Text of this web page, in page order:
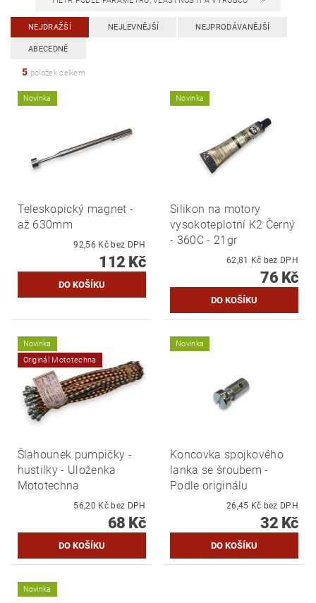
NEJDRAŽŠÍ NEJLEVNĚJŠÍ NEJPRODÁVANĚJŠÍ
ABECEDNĚ
5 položek celkem
Novinka
Teleskopický magnet -
až 630mm
92,56 Kč bez DPH
112 Kč
Novinka
Silikon na motory
vysokoteplotní K2 Černý
- 360C - 21gr
62,81 Kč bez DPH
76 Kč
Novinka
Originál Mototechna
Šlahounek pumpičky -
hustilky - Uloženka
Mototechna
56,20 Kč bez DPH
68 Kč
Novinka
Koncovka spojkového
lanka se šroubem -
Podle originálu
26,45 Kč bez DPH
32 Kč
Novinka